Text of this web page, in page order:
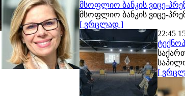
მსოფლიო ბანკის ვიცე-
მსოფლიო ბანკის ვიცე-
[ ვრცლად ]
22:45
[